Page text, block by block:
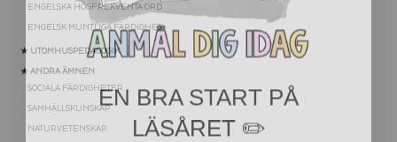
ENGELSKA HÖGFREKVENTA ORD
ENGELSK MUNTLIGA FÄRDIGHET
★ UTOMHUSPEDAGOGIK
★ ANDRA ÄMNEN
SOCIALA FÄRDIGHETER
SAMHÄLLSKUNSKAP
NATURVETENSKAP
LÄSÅRET ✏️